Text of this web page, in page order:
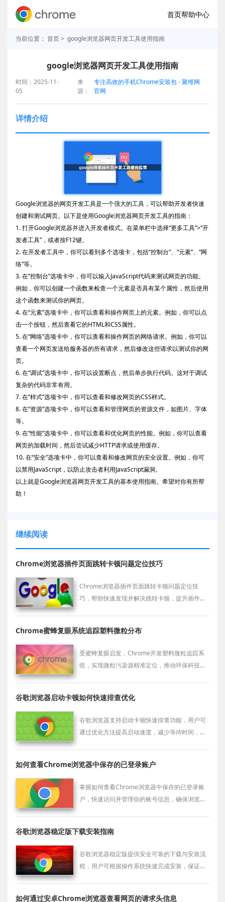
首页帮助中心
当前位置： 首页> google浏览器网页开发工具使用指南
google浏览器网页开发工具使用指南
时间：2025-11-
05
来
源：
专注高效的手机Chrome安装包 - 聚维网
官网
详情介绍
Google浏览器的网页开发工具是一个强大的工具，可以帮助开发者快速
创建和测试网页。以下是使用Google浏览器网页开发工具的指南：
1. 打开Google浏览器并进入开发者模式。在菜单栏中选择“更多工具”>“开
发者工具”，或者按F12键。
2. 在开发者工具中，你可以看到多个选项卡，包括“控制台”、“元素”、“网
络”等。
3. 在“控制台”选项卡中，你可以输入JavaScript代码来测试网页的功能。
例如，你可以创建一个函数来检查一个元素是否具有某个属性，然后使用
这个函数来测试你的网页。
4. 在“元素”选项卡中，你可以查看和操作网页上的元素。例如，你可以点
击一个按钮，然后查看它的HTML和CSS属性。
5. 在“网络”选项卡中，你可以查看和操作网页的网络请求。例如，你可以
查看一个网页发送给服务器的所有请求，然后修改这些请求以测试你的网
页。
6. 在“调试”选项卡中，你可以设置断点，然后单步执行代码。这对于调试
复杂的代码非常有用。
7. 在“样式”选项卡中，你可以查看和修改网页的CSS样式。
8. 在“资源”选项卡中，你可以查看和管理网页的资源文件，如图片、字体
等。
9. 在“性能”选项卡中，你可以查看和优化网页的性能。例如，你可以查看
网页的加载时间，然后尝试减少HTTP请求或使用缓存。
10. 在“安全”选项卡中，你可以查看和修改网页的安全设置。例如，你可
以禁用JavaScript，以防止攻击者利用JavaScript漏洞。
以上就是Google浏览器网页开发工具的基本使用指南。希望对你有所帮
助！
继续阅读
Chrome浏览器插件页面跳转卡顿问题定位技巧
Chrome浏览器插件页面跳转卡顿问题定位技
巧，帮助快速发现并解决跳转卡顿，提升插件操
Chrome蜜蜂复眼系统追踪塑料微粒分布
受蜜蜂复眼启发，Chrome开发塑料微粒追踪系
统，实现微粒污染源精准定位，推动环保科技创
谷歌浏览器启动卡顿如何快速排查优化
谷歌浏览器支持启动卡顿快速排查功能，用户可
通过优化方法提高启动速度，减少等待时间，实
如何查看Chrome浏览器中保存的已登录账户
掌握如何查看Chrome浏览器中保存的已登录账
户，快速访问并管理你的账号信息，确保浏览体
谷歌浏览器稳定版下载安装指南
谷歌浏览器稳定版提供安全可靠的下载与安装流
程，用户可根据操作系统快速完成安装，保证浏
如何通过安卓Chrome浏览器查看网页的请求头信息